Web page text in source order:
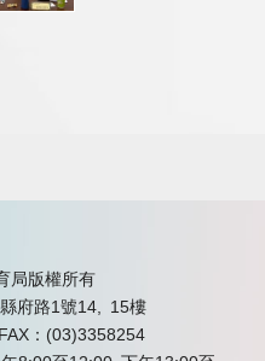
局版權所有
府路1號14, 15樓
FAX：(03)3358254